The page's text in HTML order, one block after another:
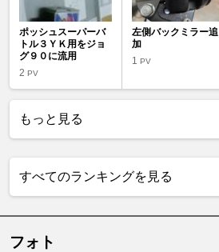
ポッシュスーパーバ
トル３ＹＫ用をジョ
グ９０に流用
2 PV
左側バックミラー追
加
1PV
もっと見る
すべてのランキングを見る
フォト